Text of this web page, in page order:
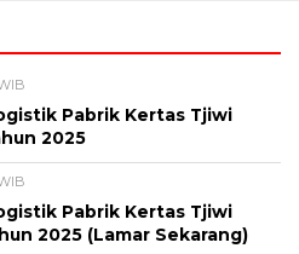
Pabrik Kertas Tjiwi
2025
Pabrik Kertas Tjiwi
2025 (Lamar Sekarang)